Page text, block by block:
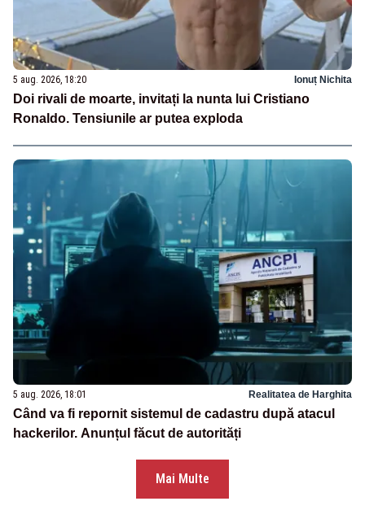
5 aug. 2026, 18:20 Ionuț Nichita
Doi rivali de moarte, invitați la nunta lui Cristiano
Ronaldo. Tensiunile ar putea exploda
5 aug. 2026, 18:01 Realitatea de Harghita
Când va fi repornit sistemul de cadastru după atacul
hackerilor. Anunțul făcut de autorități
Mai Multe